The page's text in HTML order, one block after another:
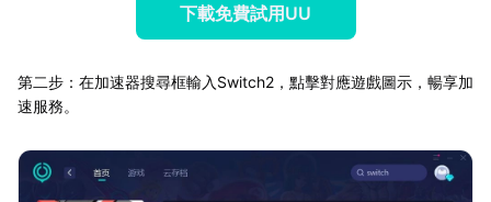
下載免費試用UU
第二步：在加速器搜尋框輸入Switch2，點擊對應遊戲圖示，暢享加
速服務。